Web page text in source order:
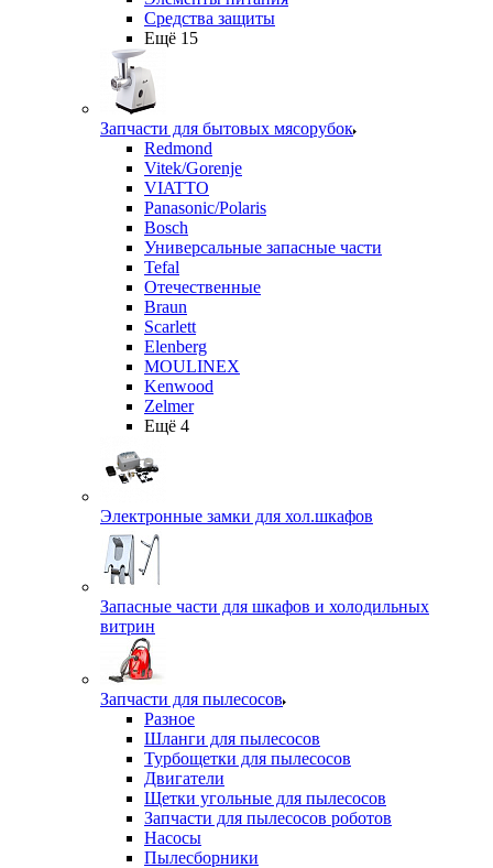
Средства защиты
Ещё 15
Запчасти для бытовых мясорубок
Redmond
Vitek/Gorenje
VIATTO
Panasonic/Polaris
Bosch
Универсальные запасные части
Tefal
Отечественные
Braun
Scarlett
Elenberg
MOULINEX
Kenwood
Zelmer
Ещё 4
Электронные замки для хол.шкафов
Запасные части для шкафов и холодильных
витрин
Запчасти для пылесосов
Разное
Шланги для пылесосов
Турбощетки для пылесосов
Двигатели
Щетки угольные для пылесосов
Запчасти для пылесосов роботов
Насосы
Пылесборники